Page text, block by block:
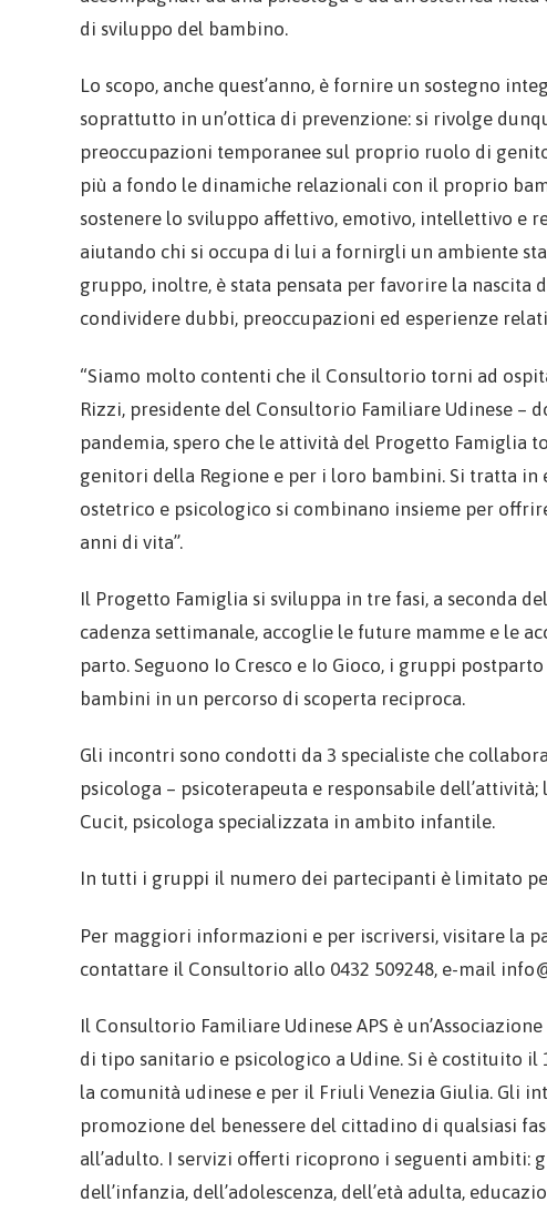
di sviluppo del bambino.
Lo scopo, anche quest’anno, è fornire un sostegno
soprattutto in un’ottica di prevenzione: si rivolge
preoccupazioni temporanee sul proprio ruolo di
più a fondo le dinamiche relazionali con il proprio
sostenere lo sviluppo affettivo, emotivo, intellettivo e
aiutando chi si occupa di lui a fornirgli un ambiente
gruppo, inoltre, è stata pensata per favorire la
condividere dubbi, preoccupazioni ed esperienze
“Siamo molto contenti che il Consultorio torni ad
Rizzi, presidente del Consultorio Familiare Udinese –
pandemia, spero che le attività del Progetto Famiglia
genitori della Regione e per i loro bambini. Si tratta
ostetrico e psicologico si combinano insieme per
anni di vita”.
Il Progetto Famiglia si sviluppa in tre fasi, a seconda
cadenza settimanale, accoglie le future mamme e le
parto. Seguono Io Cresco e Io Gioco, i gruppi
bambini in un percorso di scoperta reciproca.
Gli incontri sono condotti da 3 specialiste che
psicologa – psicoterapeuta e responsabile
Cucit, psicologa specializzata in ambito infantile.
In tutti i gruppi il numero dei partecipanti è limitato
Per maggiori informazioni e per iscriversi, visitare la
contattare il Consultorio allo 0432 509248, e-mail
Il Consultorio Familiare Udinese APS è
di tipo sanitario e psicologico a Udine. Si è costituito il
la comunità udinese e per il Friuli Venezia Giulia. Gli
promozione del benessere del cittadino di qualsiasi
all’adulto. I servizi offerti ricoprono i seguenti ambiti:
dell’infanzia, dell’adolescenza, dell’età adulta,